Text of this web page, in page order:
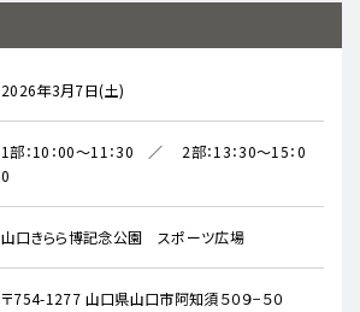
2026年3月7日(土)
1部：10：00～11：30 ／ 2部：13：30～15：0
0
山口きらら博記念公園 スポーツ広場
〒754-1277 山口県山口市阿知須５０９−５０